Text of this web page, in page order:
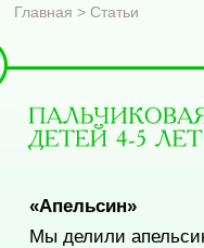
Главная > Статьи
«Апельсин»
Мы делили